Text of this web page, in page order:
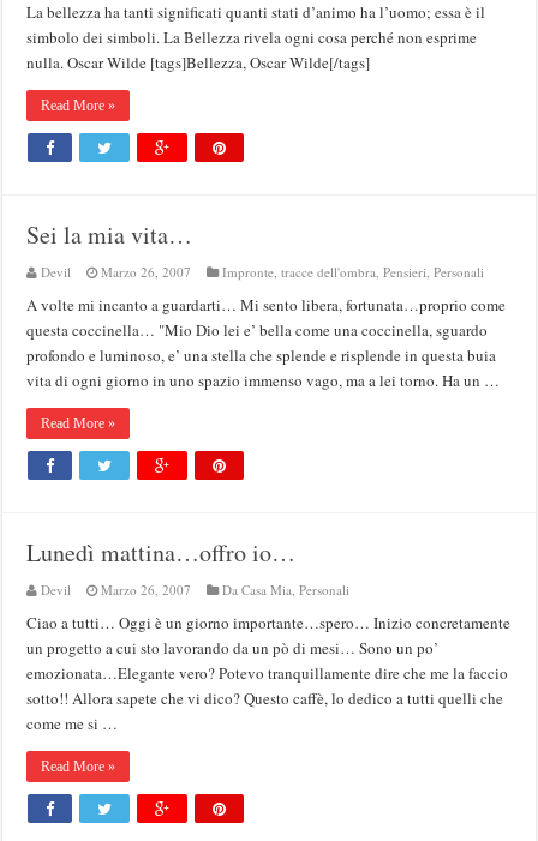
La bellezza ha tanti significati quanti stati d’animo ha l’uomo; essa è il
simbolo dei simboli. La Bellezza rivela ogni cosa perché non esprime
nulla. Oscar Wilde [tags]Bellezza, Oscar Wilde[/tags]
Read More »
Sei la mia vita…
Devil Marzo 26, 2007 Impronte, tracce dell'ombra,Pensieri,Personali
A volte mi incanto a guardarti… Mi sento libera, fortunata…proprio come
questa coccinella… "Mio Dio lei e’ bella come una coccinella, sguardo
profondo e luminoso, e’ una stella che splende e risplende in questa buia
vita di ogni giorno in uno spazio immenso vago, ma a lei torno. Ha un …
Read More »
Lunedì mattina…offro io…
Devil Marzo 26, 2007 Da Casa Mia,Personali
Ciao a tutti… Oggi è un giorno importante…spero… Inizio concretamente
un progetto a cui sto lavorando da un pò di mesi… Sono un po’
emozionata…Elegante vero? Potevo tranquillamente dire che me la faccio
sotto!! Allora sapete che vi dico? Questo caffè, lo dedico a tutti quelli che
come me si …
Read More »